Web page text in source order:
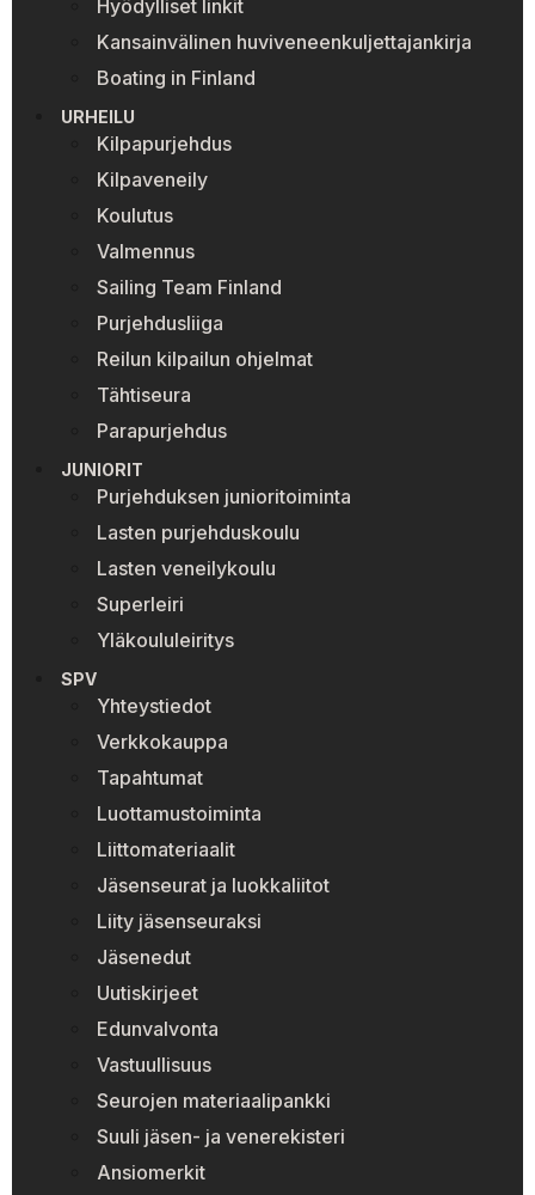
Hyödylliset linkit
Kansainvälinen huviveneenkuljettajankirja
Boating in Finland
URHEILU
Kilpapurjehdus
Kilpaveneily
Koulutus
Valmennus
Sailing Team Finland
Purjehdusliiga
Reilun kilpailun ohjelmat
Tähtiseura
Parapurjehdus
JUNIORIT
Purjehduksen junioritoiminta
Lasten purjehduskoulu
Lasten veneilykoulu
Superleiri
Yläkoululeiritys
SPV
Yhteystiedot
Verkkokauppa
Tapahtumat
Luottamustoiminta
Liittomateriaalit
Jäsenseurat ja luokkaliitot
Liity jäsenseuraksi
Jäsenedut
Uutiskirjeet
Edunvalvonta
Vastuullisuus
Seurojen materiaalipankki
Suuli jäsen- ja venerekisteri
Ansiomerkit